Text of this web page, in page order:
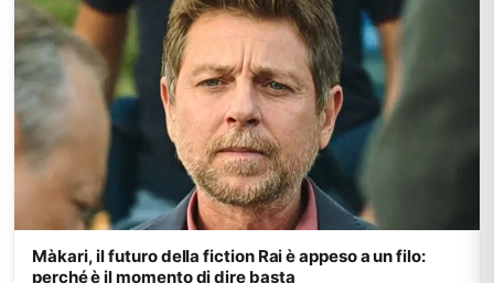
Màkari, il futuro della fiction Rai è appeso a un filo:
perché è il momento di dire basta